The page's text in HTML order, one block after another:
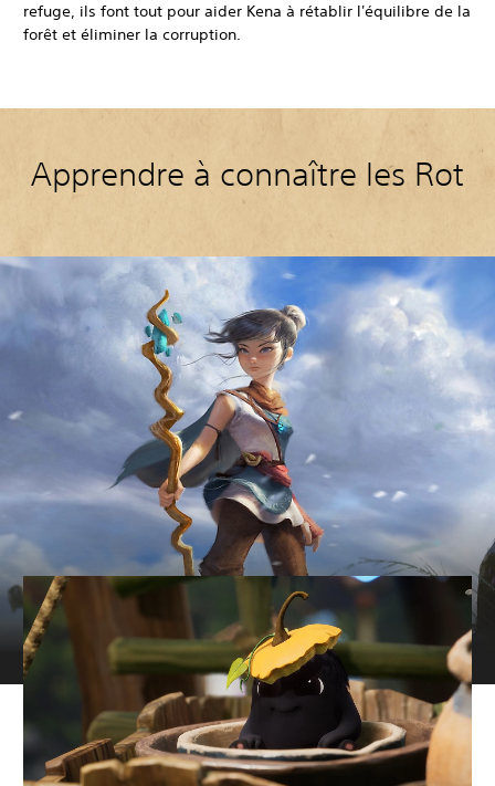
refuge, ils font tout pour aider Kena à rétablir l'équilibre de la
forêt et éliminer la corruption.
Apprendre à connaître les Rot